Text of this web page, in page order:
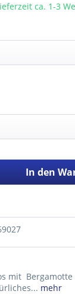
ca. 1-3
In den
mit Bergamotte
mehr